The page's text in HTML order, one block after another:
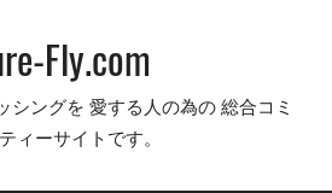
Fly.com
シングを 愛する人の為の 総合コミ
ィーサイトです。